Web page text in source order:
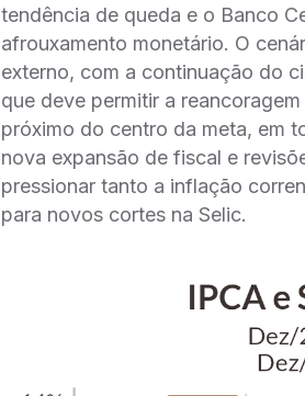
tendência de queda e o Banco
afrouxamento monetário. O
externo, com a continuação do
que deve permitir a
próximo do centro da meta, em
nova expansão de fiscal e
pressionar tanto a inflação
para novos cortes na Selic.